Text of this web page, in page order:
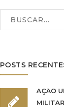
POSTS
AÇÃO